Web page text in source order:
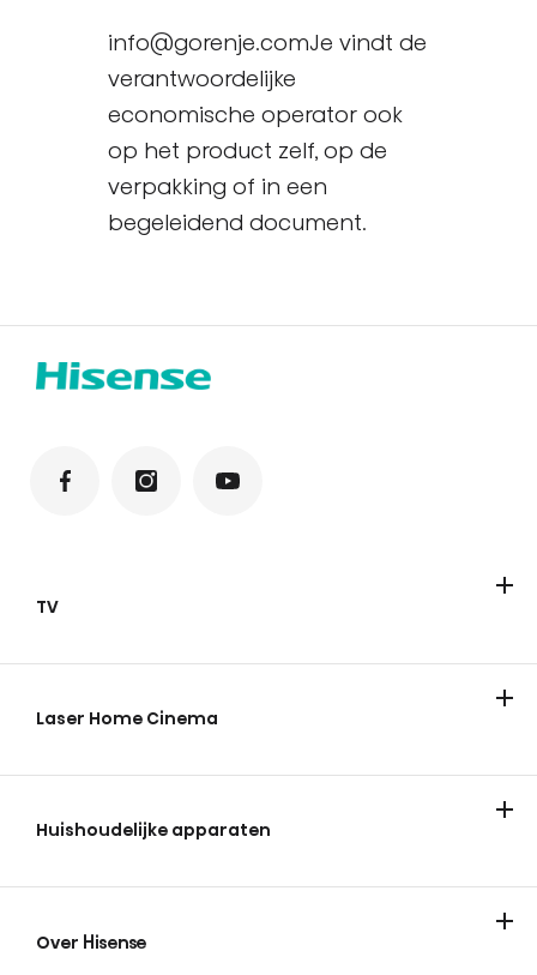
info@gorenje.comJe vindt de
verantwoordelijke
economische operator ook
op het product zelf, op de
verpakking of in een
begeleidend document.
TV
Laser Home Cinema
Huishoudelijke apparaten
Over Hisense